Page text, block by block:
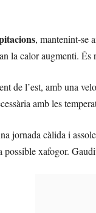
, mantenint-se
la calor augmenti.
de l’est, amb una
amb les
jornada càlida i
possible xafogor.